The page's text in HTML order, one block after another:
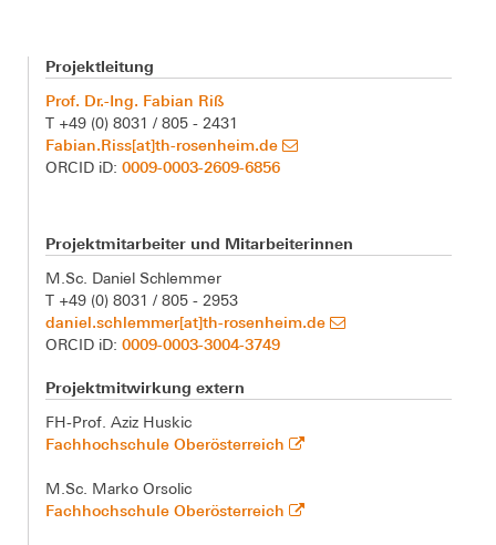
Projektleitung
Prof. Dr.-Ing. Fabian Riß
T +49 (0) 8031 / 805 - 2431
Fabian.Riss[at]th-rosenheim.de
ORCID iD: 0009-0003-2609-6856
Projektmitarbeiter und Mitarbeiterinnen
M.Sc. Daniel Schlemmer
T +49 (0) 8031 / 805 - 2953
daniel.schlemmer[at]th-rosenheim.de
ORCID iD: 0009-0003-3004-3749
Projektmitwirkung extern
FH-Prof. Aziz Huskic
Fachhochschule Oberösterreich
M.Sc. Marko Orsolic
Fachhochschule Oberösterreich